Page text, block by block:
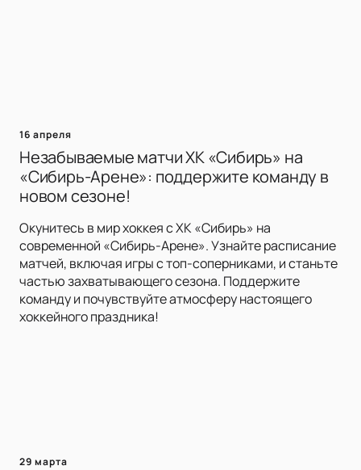
16 апреля
Незабываемые матчи ХК «Сибирь» на
«Сибирь-Арене»: поддержите команду в
новом сезоне!
Окунитесь в мир хоккея с ХК «Сибирь» на
современной «Сибирь-Арене». Узнайте расписание
матчей, включая игры с топ-соперниками, и станьте
частью захватывающего сезона. Поддержите
команду и почувствуйте атмосферу настоящего
хоккейного праздника!
29 марта